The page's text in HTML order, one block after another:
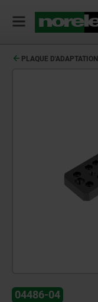
PLAQUE
04486-04